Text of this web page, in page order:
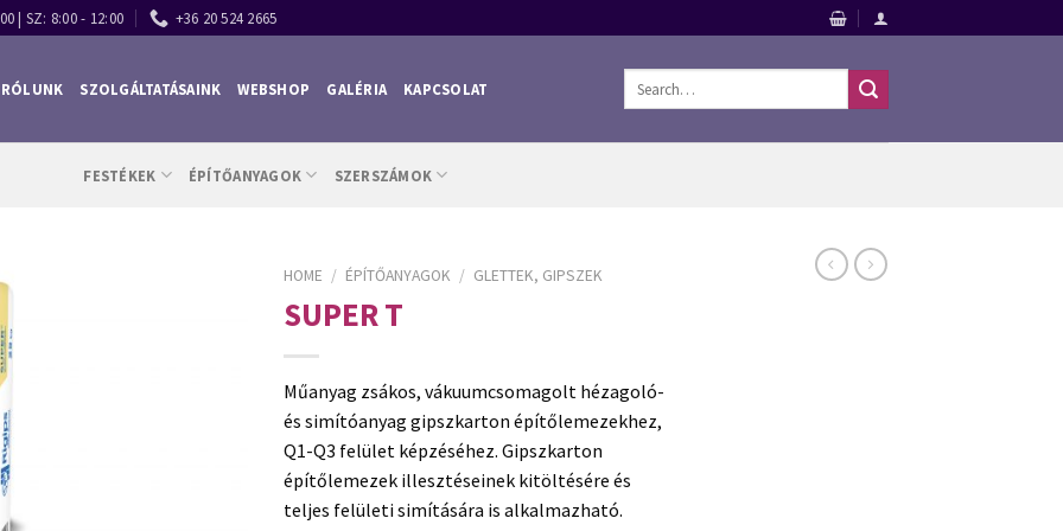
| SZ: 8:00 - 12:00 +36 20 524 2665
RÓLUNK SZOLGÁLTATÁSAINK WEBSHOP GALÉRIA KAPCSOLAT
FESTÉKEK ÉPÍTŐANYAGOK SZERSZÁMOK
HOME / ÉPÍTŐANYAGOK / GLETTEK, GIPSZEK
SUPER T
Műanyag zsákos, vákuumcsomagolt hézagoló-
és simítóanyag gipszkarton építőlemezekhez,
Q1-Q3 felület képzéséhez. Gipszkarton
építőlemezek illesztéseinek kitöltésére és
teljes felületi simítására is alkalmazható.